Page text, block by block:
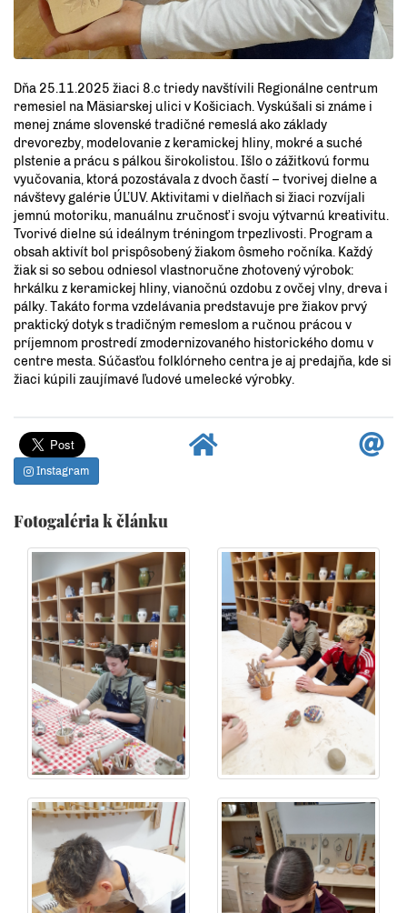
Dňa 25.11.2025 žiaci 8.c triedy navštívili Regionálne centrum
remesiel na Mäsiarskej ulici v Košiciach. Vyskúšali si známe i
menej známe slovenské tradičné remeslá ako základy
drevorezby, modelovanie z keramickej hliny, mokré a suché
plstenie a prácu s pálkou širokolistou. Išlo o zážitkovú formu
vyučovania, ktorá pozostávala z dvoch častí – tvorivej dielne a
návštevy galérie ÚĽUV. Aktivitami v dielňach si žiaci rozvíjali
jemnú motoriku, manuálnu zručnosť i svoju výtvarnú kreativitu.
Tvorivé dielne sú ideálnym tréningom trpezlivosti. Program a
obsah aktivít bol prispôsobený žiakom ôsmeho ročníka. Každý
žiak si so sebou odniesol vlastnoručne zhotovený výrobok:
hrkálku z keramickej hliny, vianočnú ozdobu z ovčej vlny, dreva i
pálky. Takáto forma vzdelávania predstavuje pre žiakov prvý
praktický dotyk s tradičným remeslom a ručnou prácou v
príjemnom prostredí zmodernizovaného historického domu v
centre mesta. Súčasťou folklórneho centra je aj predajňa, kde si
žiaci kúpili zaujímavé ľudové umelecké výrobky.
Instagram
Fotogaléria k článku